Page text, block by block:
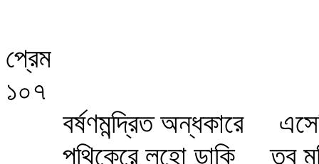
প্রেম
১০৭
বর্ষণমন্দ্রিত অন্ধকারে
পথিকেরে লহো ডাকি
তব